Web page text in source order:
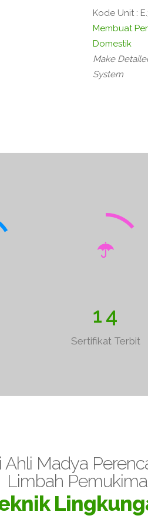
Kode Unit :
Membuat
Domestik
Make
System
14
Sertifikat Terbit
Madya
Limbah